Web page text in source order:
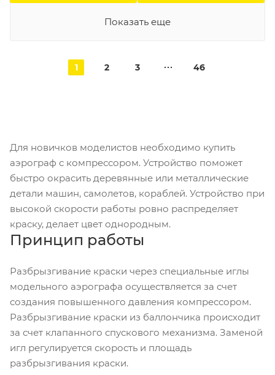
Показать еще
1 2 3 46
Для новичков моделистов необходимо купить
аэрограф с компрессором. Устройство поможет
быстро окрасить деревянные или металлические
детали машин, самолетов, кораблей. Устройство при
высокой скорости работы ровно распределяет
краску, делает цвет однородным.
Принцип работы
Разбрызгивание краски через специальные иглы
модельного аэрографа осуществляется за счет
создания повышенного давления компрессором.
Разбрызгивание краски из баллончика происходит
за счет клапанного спускового механизма. Заменой
игл регулируется скорость и площадь
разбрызгивания краски.